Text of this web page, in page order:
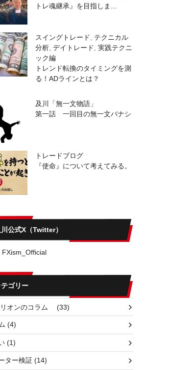
トレ魂継承』を目指しま...
スイングトレード
テクニカル
分析 デイトレード
実践テクニ
ック編
トレンド転換のタイミングを測
る！ADラインとは？
及川「無一文物語」
第一話 一回目の無一文バナシ
トレードブログ
『使命』について考えてみる。
公式X（Twitter）
FXism_Official
テゴリー
リオンのコラム(33)
(4)
(1)
ター検証(14)